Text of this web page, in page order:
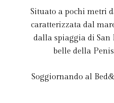
Situato a pochi metri
caratterizzata dal
dalla spiaggia di San
belle della
Soggiornando al